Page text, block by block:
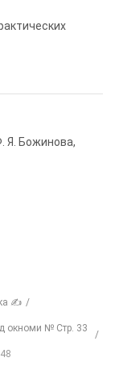
Я. Божинова,
✍
окноми № Стр. 33